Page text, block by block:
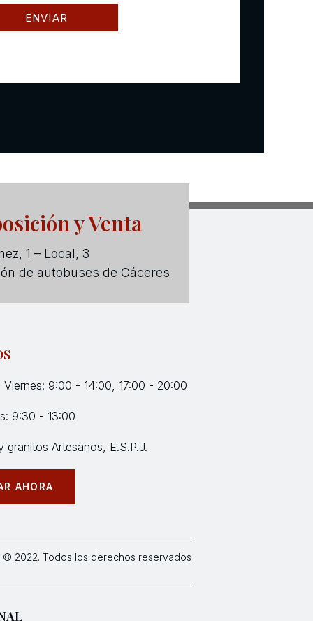
y Venta
1 – Local, 3
de autobuses de Cáceres
Viernes: 9:00 - 14:00, 17:00 - 20:00
9:30 - 13:00
granitos Artesanos, E.S.P.J.
AHORA
© 2022. Todos los derechos reservados